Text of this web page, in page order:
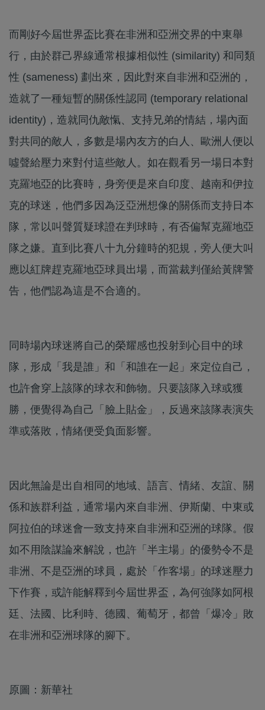
而剛好今屆世界盃比賽在非洲和亞洲交界的中東舉
行，由於群己界線通常根據相似性 (similarity) 和同類
性 (sameness) 劃出來，因此對來自非洲和亞洲的，
造就了一種短暫的關係性認同 (temporary relational
identity)，造就同仇敵愾、支持兄弟的情結，場內面
對共同的敵人，多數是場內友方的白人、歐洲人便以
噓聲給壓力來對付這些敵人。如在觀看另一場日本對
克羅地亞的比賽時，身旁便是來自印度、越南和伊拉
克的球迷，他們多因為泛亞洲想像的關係而支持日本
隊，常以叫聲質疑球證在判球時，有否偏幫克羅地亞
隊之嫌。直到比賽八十九分鐘時的犯規，旁人便大叫
應以紅牌趕克羅地亞球員出場，而當裁判僅給黃牌警
告，他們認為這是不合適的。
同時場內球迷將自己的榮耀感也投射到心目中的球
隊，形成「我是誰」和「和誰在一起」來定位自己，
也許會穿上該隊的球衣和飾物。只要該隊入球或獲
勝，便覺得為自己「臉上貼金」，反過來該隊表演失
準或落敗，情緒便受負面影響。
因此無論是出自相同的地域、語言、情緒、友誼、關
係和族群利益，通常場內來自非洲、伊斯蘭、中東或
阿拉伯的球迷會一致支持來自非洲和亞洲的球隊。假
如不用陰謀論來解說，也許「半主場」的優勢令不是
非洲、不是亞洲的球員，處於「作客場」的球迷壓力
下作賽，或許能解釋到今屆世界盃，為何強隊如阿根
廷、法國、比利時、德國、葡萄牙，都曾「爆冷」敗
在非洲和亞洲球隊的腳下。
原圖：新華社